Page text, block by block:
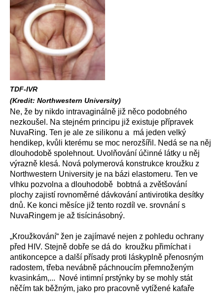
TDF-IVR
(Kredit: Northwestern University)
Ne, že by nikdo intravaginálně již něco podobného
nezkoušel. Na stejném principu již existuje přípravek
NuvaRing. Ten je ale ze silikonu a má jeden velký
hendikep, kvůli kterému se moc nerozšířil. Nedá se na něj
dlouhodobě spolehnout. Uvolňování účinné látky u něj
výrazně klesá. Nová polymerová konstrukce kroužku z
Northwestern University je na bázi elastomeru. Ten ve
vlhku pozvolna a dlouhodobě bobtná a zvětšování
plochy zajistí rovnoměrné dávkování antivirotika desítky
dnů. Ke konci měsíce již tento rozdíl ve. srovnání s
NuvaRingem je až tisícinásobný.
„Kroužkování“ žen je zajímavé nejen z pohledu ochrany
před HIV. Stejně dobře se dá do kroužku přimíchat i
antikoncepce a další přísady proti láskyplně přenosným
radostem, třeba nevábně páchnoucím přemnoženým
kvasinkám,... Nové intimní prstýnky by se mohly stát
něčím tak běžným, jako pro pracovně vytížené kafaře